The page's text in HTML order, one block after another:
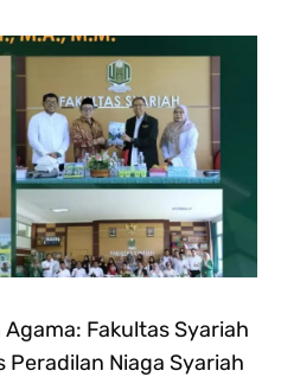
Fakultas Syariah
Peradilan Niaga Syariah